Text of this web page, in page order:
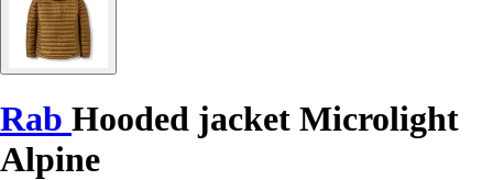
Rab Hooded jacket Microlight
Alpine